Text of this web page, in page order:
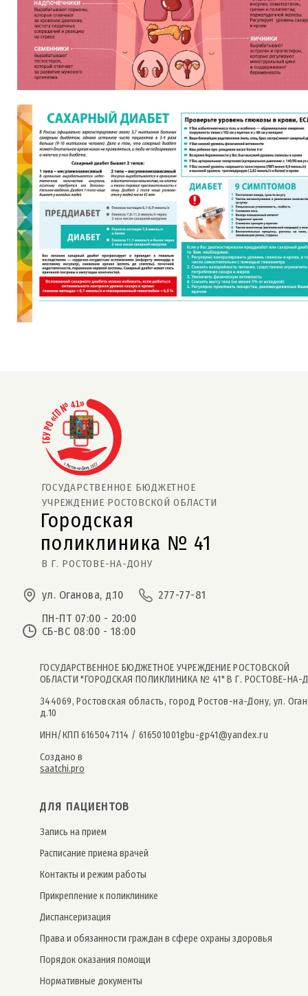
В Г. РОСТОВЕ-НА-ДОНУ
ГОСУДАРСТВЕННОЕ БЮДЖЕТНОЕ
поликлиника № 41
УЧРЕЖДЕНИЕ РОСТОВСКОЙ ОБЛАСТИ
Городская
ул. Оганова, д.10
277-77-81
ПН-ПТ 07:00 - 20:00
СБ-ВС 08:00 - 18:00
ГОСУДАРСТВЕННОЕ БЮДЖЕТНОЕ УЧРЕЖДЕНИЕ РОСТОВСКОЙ
ОБЛАСТИ "ГОРОДСКАЯ ПОЛИКЛИНИКА № 41" В Г. РОСТОВЕ-НА-
344069, Ростовская область, город Ростов-на-Дону, ул.
д.10
ИНН/КПП 6165047114 / 616501001gbu-gp41@yandex.ru
Создано в
saatchi.pro
ДЛЯ ПАЦИЕНТОВ
Запись на прием
Расписание приема врачей
Контакты и режим работы
Прикрепление к поликлинике
Дис­пансе­риза­ция
Права и обязанности граждан в сфере охраны здоровья
Порядок оказания помощи
Нормативные документы